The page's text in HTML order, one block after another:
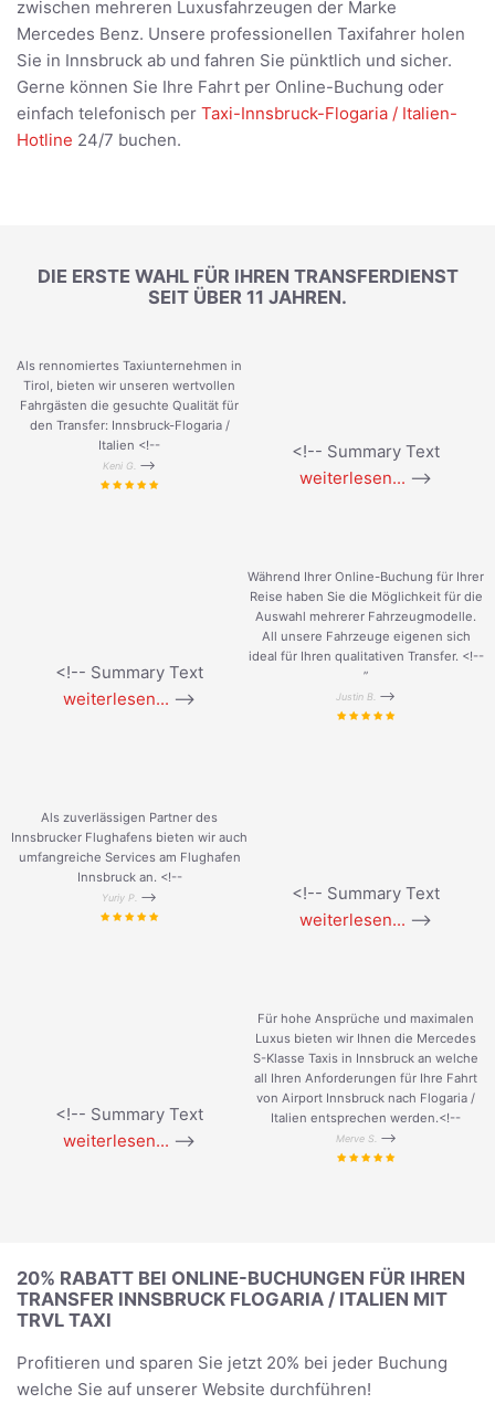
zwischen mehreren Luxusfahrzeugen der Marke
Mercedes Benz. Unsere professionellen Taxifahrer holen
Sie in Innsbruck ab und fahren Sie pünktlich und sicher.
Gerne können Sie Ihre Fahrt per Online-Buchung oder
einfach telefonisch per Taxi-Innsbruck-Flogaria / Italien-
Hotline 24/7 buchen.
DIE ERSTE WAHL FÜR IHREN TRANSFERDIENST
SEIT ÜBER 11 JAHREN.
Als rennomiertes Taxiunternehmen in
Tirol, bieten wir unseren wertvollen
Fahrgästen die gesuchte Qualität für
den Transfer: Innsbruck-Flogaria /
Italien <!--
Keni G. -->
<!-- Summary Text
weiterlesen... -->
<!-- Summary Text
weiterlesen... -->
Während Ihrer Online-Buchung für Ihrer
Reise haben Sie die Möglichkeit für die
Auswahl mehrerer Fahrzeugmodelle.
All unsere Fahrzeuge eigenen sich
ideal für Ihren qualitativen Transfer. <!--
”
Justin B. -->
Als zuverlässigen Partner des
Innsbrucker Flughafens bieten wir auch
umfangreiche Services am Flughafen
Innsbruck an. <!--
Yuriy P. -->
<!-- Summary Text
weiterlesen... -->
<!-- Summary Text
weiterlesen... -->
Für hohe Ansprüche und maximalen
Luxus bieten wir Ihnen die Mercedes
S-Klasse Taxis in Innsbruck an welche
all Ihren Anforderungen für Ihre Fahrt
von Airport Innsbruck nach Flogaria /
Italien entsprechen werden.<!--
Merve S. -->
20% RABATT BEI ONLINE-BUCHUNGEN FÜR IHREN
TRANSFER INNSBRUCK FLOGARIA / ITALIEN MIT
TRVL TAXI
Profitieren und sparen Sie jetzt 20% bei jeder Buchung
welche Sie auf unserer Website durchführen!